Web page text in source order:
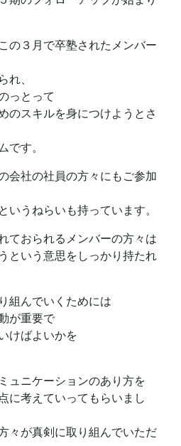
の３月で卒塾されたメンバー
れ、
っとって
のスキルを身につけようとさ
です。
会社の社員の方々にもご参加
いうねらいも持っています。
ておられるメンバーの方々は
という意思をしっかり持たれ
組んでいくためには
が重要で
けばよいかを
ュニケーションのあり方を
に考えていってもらいまし
々が真剣に取り組んでいただ